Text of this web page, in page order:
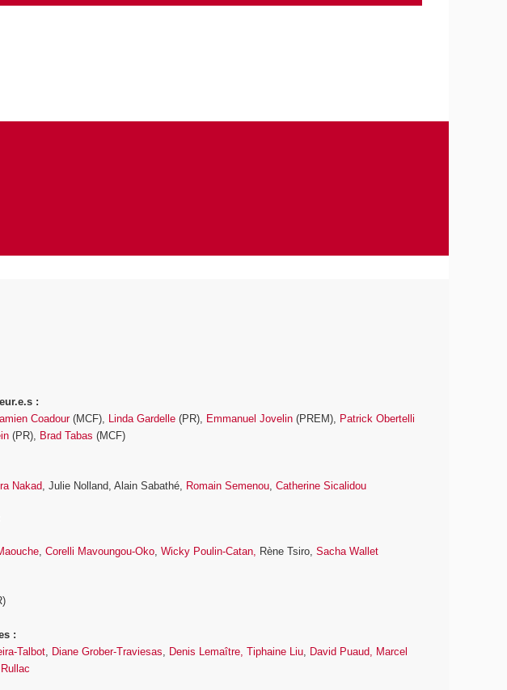
:
Coadour(MCF), Linda Gardelle(PR), Emmanuel Jovelin(PREM), Patrick Obertelli
(PR), Brad Tabas (MCF)
Nakad , Julie Nolland, Alain Sabathé, Romain Semenou ,Catherine Sicalidou
,Corelli Mavoungou-Oko ,Wicky Poulin-Catan, Rène Tsiro,Sacha Wallet
:
Talbot, Diane Grober-Traviesas, Denis Lemaître, Tiphaine Liu, David Puaud, Marcel